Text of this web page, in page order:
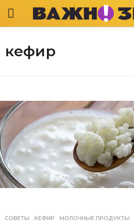
кефир
СОВЕТЫ КЕФИР ,МОЛОЧНЫЕ ПРОДУКТЫ